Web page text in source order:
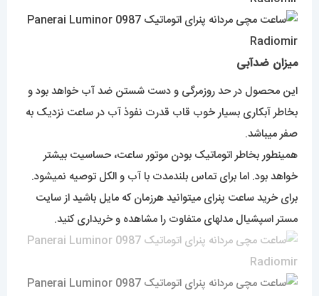
میزان ضدآبی
این محصول در حد روزمرگی و دست شستن ضد آب خواهد بود و
بخاطر آبکاری بسیار خوب قاب قدرت نفوذ آب در ساعت نزدیک به
صفر میباشد.
همینطور بخاطر اتوماتیک بودن موتور ساعت، حساسیت بیشتر
خواهد بود. اما برای تماس بلندمدت با آب و الکل توصیه نمیشود.
برای خرید ساعت پنرای میتوانید هرزمان که مایل باشید از سایت
مستر اسپشیال مدلهای متفاوت را مشاهده و خریداری کنید.